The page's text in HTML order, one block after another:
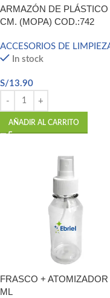
ARMAZÓN DE PLÁSTICO
CM. (MOPA) COD.:742
ACCESORIOS DE
In stock
S/13.90
AÑADIR AL CARRITO
FRASCO + ATOMIZADOR
ML